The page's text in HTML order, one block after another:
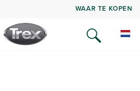
WAAR TE KOPEN